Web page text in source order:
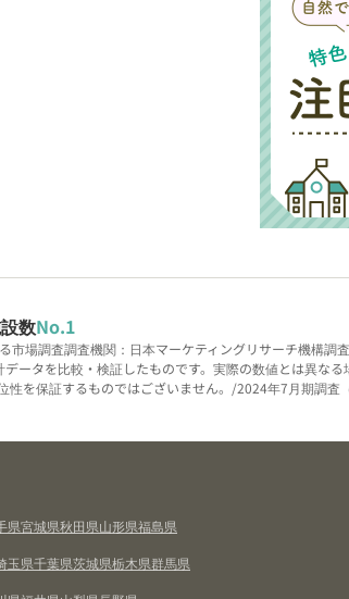
数No.1
市場調査調査機関：日本マーケティングリサーチ機構調
ータを比較・検証したものです。実際の数値とは異なる
性を保証するものではございません。/2024年7月期調
県宮城県秋田県山形県福島県
玉県千葉県茨城県栃木県群馬県